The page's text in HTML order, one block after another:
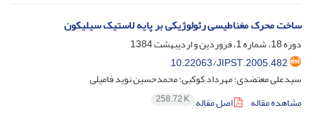
ساخت محرک مغناطیسی رئولوژیکی بر پایه لاستیک سیلیکون
دوره 18، شماره 1، فروردین و اردیبهشت 1384
10.22063/JIPST.2005.482
سیدعلی معتضدی؛ مهرداد کوکبی؛ محمدحسین نوید فامیلی
مشاهده مقاله
اصل مقاله 258.72 K